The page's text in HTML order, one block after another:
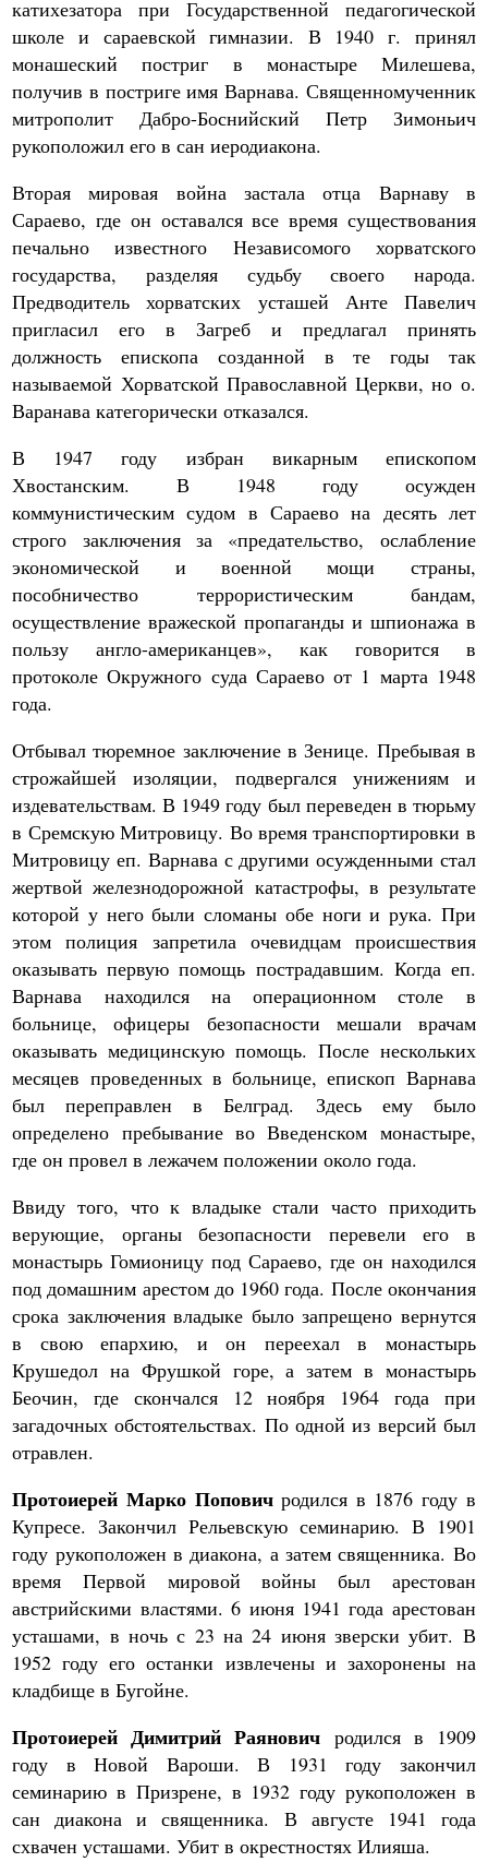
катихезатора при Государственной педагогической
школе и сараевской гимназии. В 1940 г. принял
монашеский постриг в монастыре Милешева,
получив в постриге имя Варнава. Священномученник
митрополит Дабро-Боснийский Петр Зимоньич
рукоположил его в сан иеродиакона.
Вторая мировая война застала отца Варнаву в
Сараево, где он оставался все время существования
печально известного Независомого хорватского
государства, разделяя судьбу своего народа.
Предводитель хорватских усташей Анте Павелич
пригласил его в Загреб и предлагал принять
должность епископа созданной в те годы так
называемой Хорватской Православной Церкви, но о.
Варанава категорически отказался.
В 1947 году избран викарным епископом
Хвостанским. В 1948 году осужден
коммунистическим судом в Сараево на десять лет
строго заключения за «предательство, ослабление
экономической и военной мощи страны,
пособничество террористическим бандам,
осуществление вражеской пропаганды и шпионажа в
пользу англо-американцев», как говорится в
протоколе Окружного суда Сараево от 1 марта 1948
года.
Отбывал тюремное заключение в Зенице. Пребывая в
строжайшей изоляции, подвергался унижениям и
издевательствам. В 1949 году был переведен в тюрьму
в Сремскую Митровицу. Во время транспортировки в
Митровицу еп. Варнава с другими осужденными стал
жертвой железнодорожной катастрофы, в результате
которой у него были сломаны обе ноги и рука. При
этом полиция запретила очевидцам происшествия
оказывать первую помощь пострадавшим. Когда еп.
Варнава находился на операционном столе в
больнице, офицеры безопасности мешали врачам
оказывать медицинскую помощь. После нескольких
месяцев проведенных в больнице, епископ Варнава
был переправлен в Белград. Здесь ему было
определено пребывание во Введенском монастыре,
где он провел в лежачем положении около года.
Ввиду того, что к владыке стали часто приходить
верующие, органы безопасности перевели его в
монастырь Гомионицу под Сараево, где он находился
под домашним арестом до 1960 года. После окончания
срока заключения владыке было запрещено вернутся
в свою епархию, и он переехал в монастырь
Крушедол на Фрушкой горе, а затем в монастырь
Беочин, где скончался 12 ноября 1964 года при
загадочных обстоятельствах. По одной из версий был
отравлен.
Протоиерей Марко Поповичродился в 1876 году в
Купресе. Закончил Рельевскую семинарию. В 1901
году рукоположен в диакона, а затем священника. Во
время Первой мировой войны был арестован
австрийскими властями. 6 июня 1941 года арестован
усташами, в ночь с 23 на 24 июня зверски убит. В
1952 году его останки извлечены и захоронены на
кладбище в Бугойне.
Протоиерей Димитрий Раянович родился в 1909
году в Новой Вароши. В 1931 году закончил
семинарию в Призрене, в 1932 году рукоположен в
сан диакона и священника. В августе 1941 года
схвачен усташами. Убит в окрестностях Илияша.